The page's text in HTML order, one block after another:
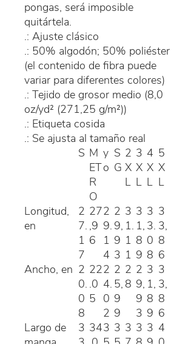
pongas, será imposible
quitártela.
.: Ajuste clásico
.: 50% algodón; 50% poliéster
(el contenido de fibra puede
variar para diferentes colores)
.: Tejido de grosor medio (8,0
oz/yd² (271,25 g/m²))
.: Etiqueta cosida
.: Se ajusta al tamaño real
S M
ET
R
O
y
o
S
G
2
X
L
3
X
L
4
X
L
5
X
L
Longitud,
en
2
7.
1
7
27
,9
6
2
9.
1
4
2
9,
9
3
3
1.
1
1
3
1,
8
9
3
3.
0
8
3
3,
8
6
Ancho, en 2
0.
0
8
22
.0
5
2
4.
0
2
2
5,
9
9
2
8
2
9,
9
3
3
1,
8
9
3
3,
8
6
Largo de
manga
3
3
34
.0
3
5
3
5,
3
7.
3
8
3
9.
4
0